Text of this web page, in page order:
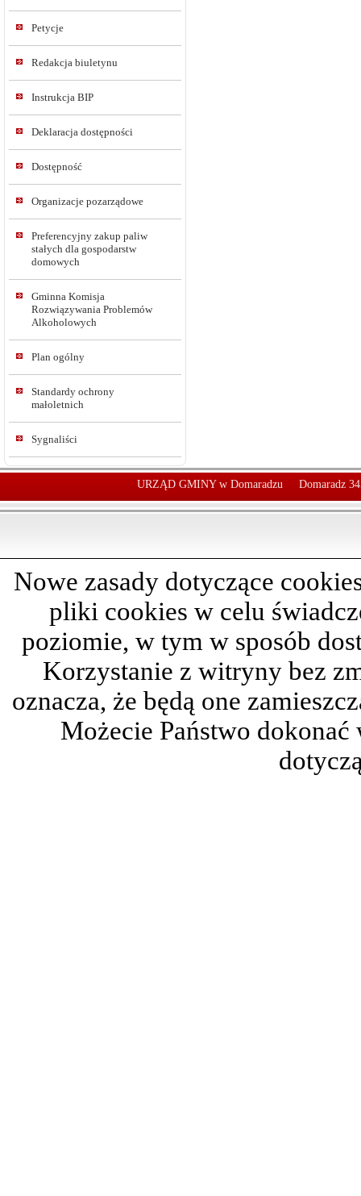
Petycje
Redakcja biuletynu
Instrukcja BIP
Deklaracja dostępności
Dostępność
Organizacje pozarządowe
Preferencyjny zakup paliw
stałych dla gospodarstw
domowych
Gminna Komisja
Rozwiązywania Problemów
Alkoholowych
Plan ogólny
Standardy ochrony
małoletnich
Sygnaliści
URZĄD GMINY w Domaradzu Domaradz
Nowe zasady dotyczące
pliki cookies w celu
poziomie, w tym w sposób
Korzystanie z witryny bez
oznacza, że będą one
Możecie Państwo